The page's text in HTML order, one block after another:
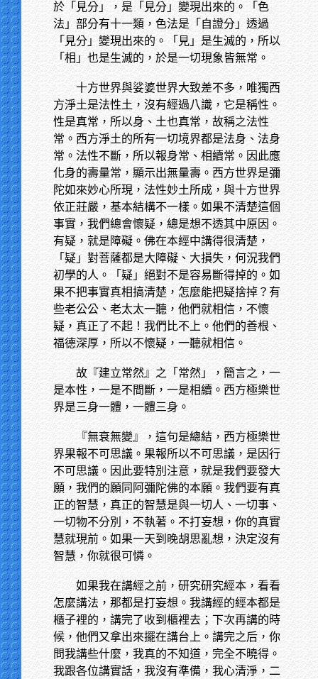
於「見分」，是「見分」變現出來的。「色
法」部分有十一類，色法是「自證分」透過
「見分」變現出來的。「見」是生滅的，所以
「相」也是生滅的，於是一切現象皆無常。
十方世界與娑婆世界大致差不多，唯獨西
方淨土是法性土，沒有經過八識，它是稱性。
性是真常，所以身、土也真常，故稱之法性
常。西方淨土的所有一切境界都是法身、法身
常。法性不斷，所以報身常、相續常。因此應
化身的壽量常，顯示出無量壽。西方世界是彌
陀如來妙心所現，法性妙土所成，與十方世界
依正莊嚴，基本結構不一樣。如果不清楚這個
事實，我們總會懷疑，總是想不透其中原因。
有疑，就是障礙。佛在本經中講得很清楚，
「疑」對菩薩都是大障礙、大損失，何況我們
初學的人。「疑」絕對不是容易斷得掉的。如
果不把事實真相搞清楚，怎麼能把疑捨掉？有
些老公公、老太太一聽，他們就相信，不懷
疑，真正了不起！我們比不上。他們的善根、
福德深厚，所以不懷疑，一聽就相信。
故『建立常然』之「常然」，簡言之，一
是本性，一是不間斷，一是相續。西方極樂世
界是三身一體，一體三身。
『無衰無變』，這句是總結，西方極樂世
界果報不可思議。果報所以不可思議，是因行
不可思議。因此要特別注意，就是我們要發大
願，我們的願同阿彌陀佛的本願。我們要有真
正的智慧，真正的智慧是與一切人、一切事、
一切物不分別，不執著。不打妄想，你的真實
慧就現前。如果一天到晚胡思亂想，決定沒有
智慧，你就很可憐。
如果我在講經之前，研究研究經本，看看
怎麼講法，那都是打妄想。我講經的經本都是
櫃子裡的，講完了收到櫃裡去；下次再講的時
候，他們又拿出來擺在講台上。講完之后，你
問我講些什麼，我真的不知道，完全不曉得。
我跟各位講實話，我沒有準備，我心清淨，二